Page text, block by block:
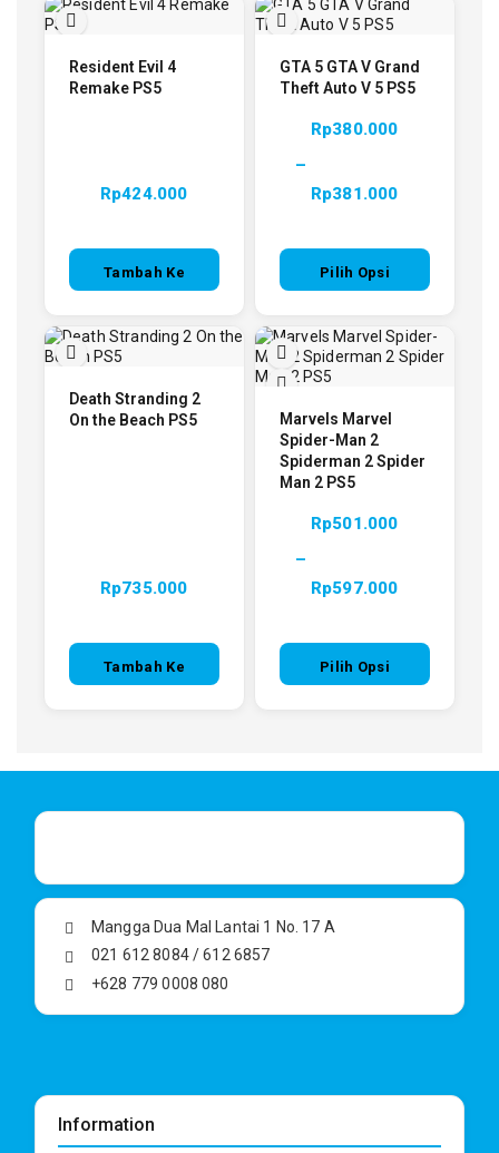
Resident Evil 4
Remake PS5
Rp424.000
Tambah Ke
GTA 5 GTA V Grand
Theft Auto V 5 PS5
Rp380.000
–
Rp381.000
Pilih Opsi
Death Stranding 2
On the Beach PS5
Rp735.000
Tambah Ke
Marvels Marvel
Spider-Man 2
Spiderman 2 Spider
Man 2 PS5
Rp501.000
–
Rp597.000
Pilih Opsi
Mangga Dua Mal Lantai 1 No. 17 A
021 612 8084 / 612 6857
+628 779 0008 080
Information